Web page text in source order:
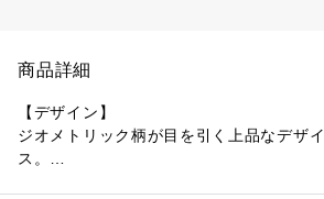
商品詳細
【デザイン】
ジオメトリック柄が目を引く上品なデザ
ス。